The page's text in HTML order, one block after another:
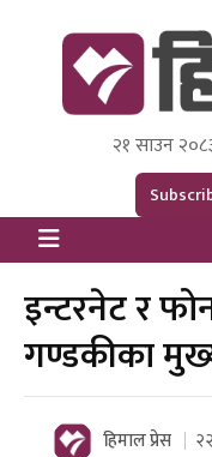
Himal Press
Dot NewsyNepal
२१ साउन
इन्टरनेट र
गण्डकीका
हिमाल प्रेस